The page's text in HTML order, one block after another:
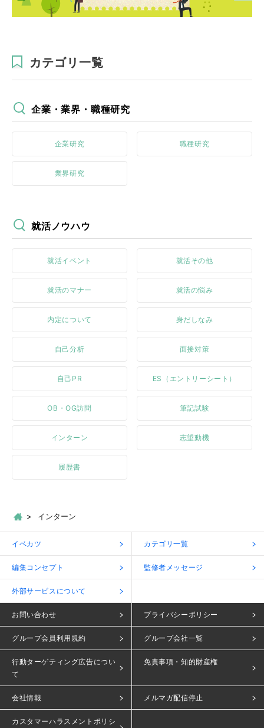
カテゴリ一覧
企業・業界・職種研究
企業研究 職種研究
業界研究
就活ノウハウ
就活イベント 就活その他
就活のマナー 就活の悩み
内定について 身だしなみ
自己分析 面接対策
自己PR ES（エントリーシート）
OB・OG訪問 筆記試験
インターン 志望動機
履歴書
インターン
イベカツ カテゴリ一覧
編集コンセプト 監修者メッセージ
外部サービスについて
お問い合わせ プライバシーポリシー
グループ会員利用規約 グループ会社一覧
行動ターゲティング広告につい
て
免責事項・知的財産権
会社情報 メルマガ配信停止
カスタマーハラスメントポリシ